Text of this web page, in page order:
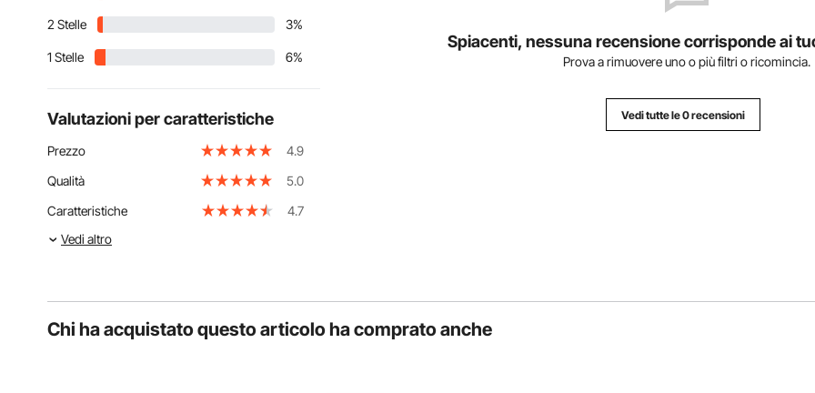
2 Stelle 3%
1 Stelle 6%
Valutazioni per caratteristiche
Prezzo
4.9
Qualità
5.0
Caratteristiche
4.7
Vedi altro
Spiacenti, nessuna recensione corrisponde ai
Prova a rimuovere uno o più filtri o ricomincia.
Vedi tutte le 0 recensioni
Chi ha acquistato questo articolo ha comprato anche